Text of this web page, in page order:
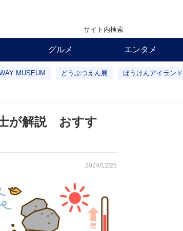
サイト内検索
グルメ エンタメ
MUSEUM どうぶつえん展 ぼうけんアイランド
が解説 おすす
2024/12/25